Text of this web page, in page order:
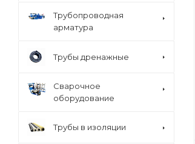
Трубопроводная
арматура
Трубы дренажные
Сварочное
оборудование
Трубы в изоляции